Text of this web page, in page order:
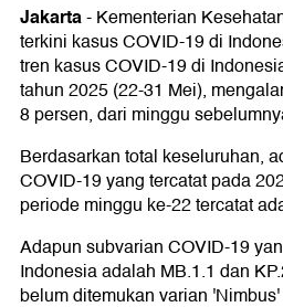
Jakarta-Kementerian
terkini kasus COVID-19 di
tren kasus COVID-19 di
tahun 2025 (22-31 Mei),
8 persen, dari minggu
Berdasarkan total keseluruhan,
COVID-19 yang tercatat pada
periode minggu ke-22 tercatat
Adapun subvarian COVID-19
Indonesia adalah MB.1.1 dan
belum ditemukan varian